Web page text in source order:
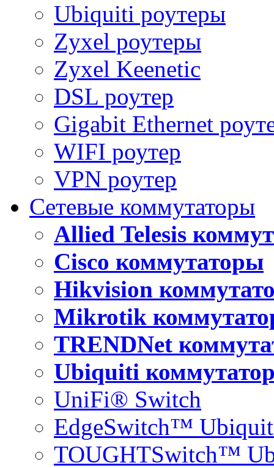
Ubiquiti роутеры
Zyxel роутеры
Zyxel Keenetic
DSL роутер
Gigabit Ethernet
WIFI роутер
VPN роутер
Сетевые коммутаторы
Allied Telesis
Cisco коммутаторы
Hikvision
Mikrotik
TRENDNet
Ubiquiti
UniFi® Switch
EdgeSwitch™
TOUGHTSwitch™